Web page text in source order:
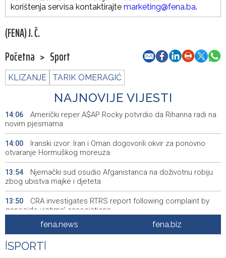
korištenja servisa kontaktirajte marketing@fena.ba.
(FENA) J. Č.
Početna > Sport
KLIZANJE TARIK OMERAGIĆ
NAJNOVIJE VIJESTI
14:06
Američki reper A$AP Rocky potvrdio da Rihanna radi na
novim pjesmama
14:00
Iranski izvor: Iran i Oman dogovorili okvir za ponovno
otvaranje Hormuškog moreuza
13:54
Njemački sud osudio Afganistanca na doživotnu robiju
zbog ubistva majke i djeteta
13:50
CRA investigates RTRS report following complaint by
genocide victims’ associations
Magoda ugostio bh. plivačicu Iman Avdić uoči
međunarodnih nastupa
fena.news fena.biz
SPORT